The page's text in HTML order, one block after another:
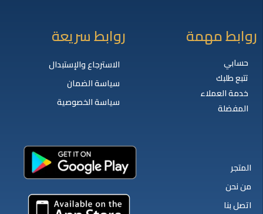
روابط مهمة
حسابي
تتبع طلبك
خدمة العملاء
المفضلة
روابط سريعة
الاسترجاع والإستبدال
سياسة الضمان
سياسة الخصوصية
المتجر
من نحن
اتصل بنا